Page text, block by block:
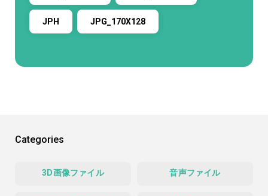
JPH JPG_170X128
Categories
3D画像ファイル 音声ファイル